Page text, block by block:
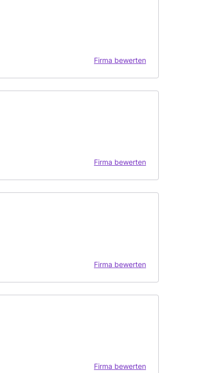
Firma bewerten
Firma bewerten
Firma bewerten
Firma bewerten